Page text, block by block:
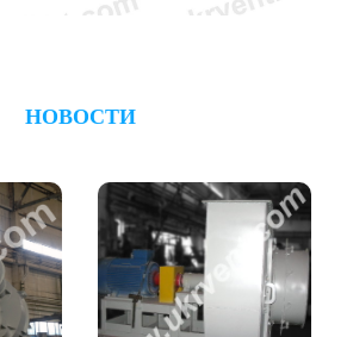
НОВОСТИ